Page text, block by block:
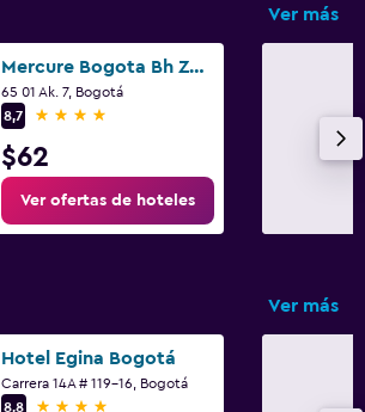
Ver más
Mercure Bogota Bh Zona Financiera
65 01 Ak. 7, Bogotá
8,7
4 estrellas
$62
Ver ofertas de hoteles
Ver más
Hotel Egina Bogotá
Carrera 14A # 119-16, Bogotá
8,8
4 estrellas